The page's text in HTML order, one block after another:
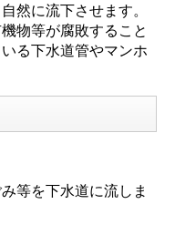
然に流下させます。
物等が腐敗すること
る下水道管やマンホ
等を下水道に流しま